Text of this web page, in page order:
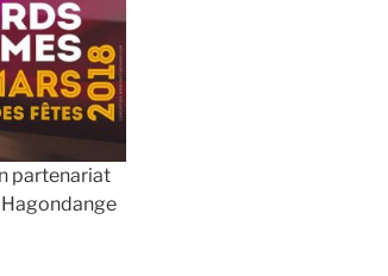
partenariat